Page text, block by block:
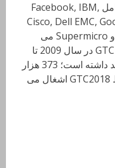
همچنین بزرگترین حامیان نیز شامل Facebook, IBM,
Cisco, Dell EMC,
Enterprise, Inspur, Lenovo و Supermicro می
شوند. از آغاز نخستین گردهمایی GTC در سال 2009 تا
کنون، این نمایشگاه 10 برابر رشد داشته است؛ 373 هزار
مترمربع، فضایی است که توسط GTC2018 اشغال می